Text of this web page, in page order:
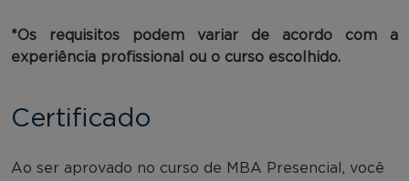
*Os requisitos podem variar de acordo com a
experiência profissional ou o curso escolhido.
Certificado
Ao ser aprovado no curso de MBA Presencial, você